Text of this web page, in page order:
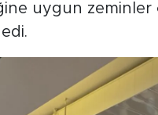
uygun zeminler